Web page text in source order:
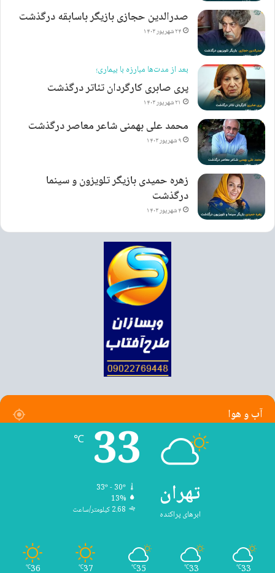
صدرالدین حجازی بازیگر باسابقه درگذشت
۲۴ شهریور ۱۴۰۳
بعد از مدت‌ها مبارزه با بیماری؛
پری صابری کارگردان تئاتر درگذشت
۲۱ شهریور ۱۴۰۳
محمد علی بهمنی شاعر معاصر درگذشت
۹ شهریور ۱۴۰۳
زهره حمیدی بازیگر تلویزون و سینما
درگذشت
۴ شهریور ۱۴۰۳
آب و هوا
تهران
ابرهای پراکنده
33
℃
33º - 30º
13%
2.68 کیلومتر/ساعت
33
℃
33
℃
35
℃
37
℃
36
℃